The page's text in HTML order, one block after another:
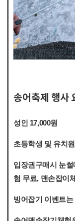
송어축제 행사
성인 17,000원
초등학생 및 유치
입장권구매시 눈
험 무료, 맨손잡이
빙어잡기 이벤트